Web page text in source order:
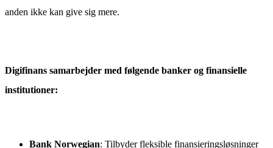
anden ikke kan give sig mere.
Digifinans samarbejder med følgende banker og finansielle
institutioner:
Bank Norwegian: Tilbyder fleksible finansieringsløsninger